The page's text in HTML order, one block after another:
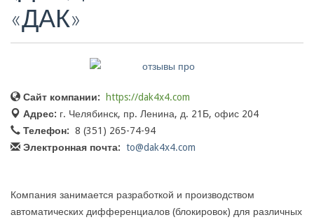
«ДАК»
Сайт компании:
https://dak4x4.com
Адрес: г. Челябинск, пр. Ленина, д. 21Б, офис 204
Телефон: 8 (351) 265-74-94
Электронная почта: to@dak4x4.com
Компания занимается разработкой и производством
автоматических дифференциалов (блокировок) для различных